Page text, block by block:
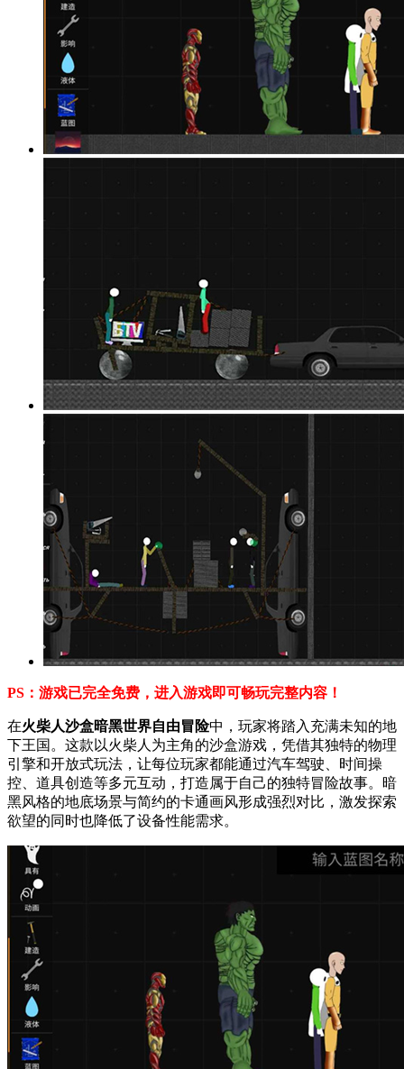
PS：游戏已完全免费，进入游戏即可畅玩完整内容！
在火柴人沙盒暗黑世界自由冒险中，玩家将踏入充满未知的地
下王国。这款以火柴人为主角的沙盒游戏，凭借其独特的物理
引擎和开放式玩法，让每位玩家都能通过汽车驾驶、时间操
控、道具创造等多元互动，打造属于自己的独特冒险故事。暗
黑风格的地底场景与简约的卡通画风形成强烈对比，激发探索
欲望的同时也降低了设备性能需求。